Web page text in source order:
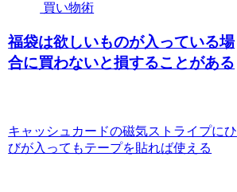
買い物術
福袋は欲しいものが入っている場
合に買わないと損することがある
キャッシュカードの磁気ストライプにひ
びが入ってもテープを貼れば使える